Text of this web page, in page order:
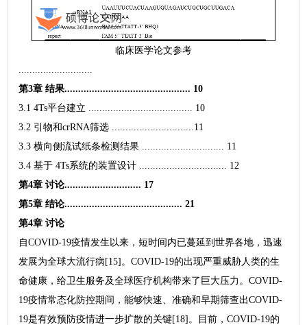
临床医学论文参考
第3章 结果.............................................. 10
3.1 4Ts平台建立 ...................................... 10
3.2 引物和crRNA筛选 ..............................11
3.3 横向侧流试纸条检测结果 .............................. 11
3.4 基于 4Ts系统的装置设计 ................................ 12
第4章 讨论............................ 17
第5章 结论........................................... 21
第4章 讨论
自COVID-19疫情发生以来，短时间内已蔓延到世界各地，迅速
发展为全球大流行病[15]。COVID-19的出现严重威胁人类的生
命健康，给卫生服务及全球医疗机构带来了巨大压力。COVID-
19疫情常态化防控期间，能够快速、准确和早期筛查出COVID-
19是有效预防疫情进一步扩散的关键[18]。目前，COVID-19的